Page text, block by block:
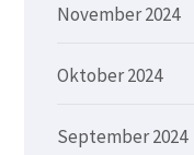
November 2024
Oktober 2024
September 2024